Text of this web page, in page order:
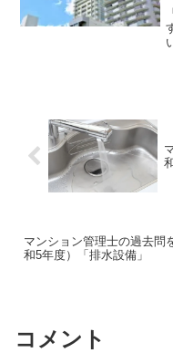
マンション管理士の過去問
和5年度）「排水設備」
コメント